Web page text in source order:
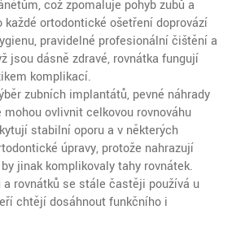
což zpomaluje pohyb zubů a
každé ortodontické ošetření doprovází
pravidelné profesionální čištění a
jsou dásně zdravé, rovnátka fungují
komplikací.
zubních implantátů, pevné náhrady
ovlivnit celkovou rovnováhu
stabilní oporu a v některých
úpravy, protože nahrazují
jinak komplikovaly tahy rovnátek.
rovnátků se stále častěji používá u
chtějí dosáhnout funkčního i